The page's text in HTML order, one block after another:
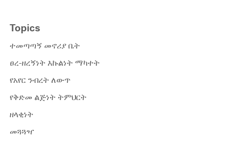
Topics
ተመጣጣኝ መኖሪያ ቤት
ፀረ-ዘረኝነት እኩልነት ማካተት
የአየር ንብረት ለውጥ
የቅድመ ልጅነት ትምህርት
ዘላቂነት
መጓጓዣ